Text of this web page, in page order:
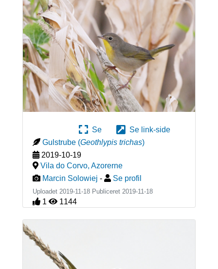
Se
Se link-side
Gulstrube (Geothlypis trichas)
2019-10-19
Vila do Corvo, Azorerne
Marcin Solowiej - Se profil
Uploadet 2019-11-18 Publiceret 2019-11-18
1 1144